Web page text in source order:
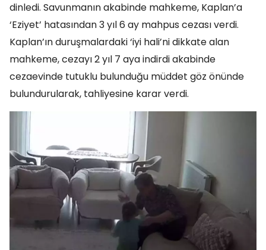
dinledi. Savunmanın akabinde mahkeme, Kaplan’a
‘Eziyet’ hatasından 3 yıl 6 ay mahpus cezası verdi.
Kaplan’ın duruşmalardaki ‘iyi hali’ni dikkate alan
mahkeme, cezayı 2 yıl 7 aya indirdi akabinde
cezaevinde tutuklu bulunduğu müddet göz önünde
bulundurularak, tahliyesine karar verdi.